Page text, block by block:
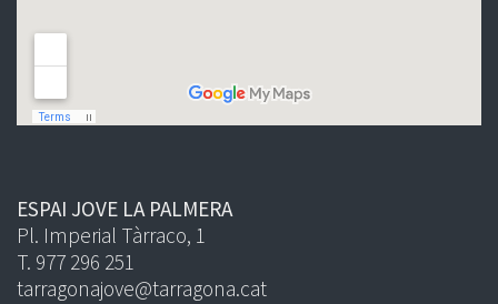
ESPAI JOVE LA PALMERA
Pl. Imperial Tàrraco, 1
T. 977 296 251
tarragonajove@tarragona.cat